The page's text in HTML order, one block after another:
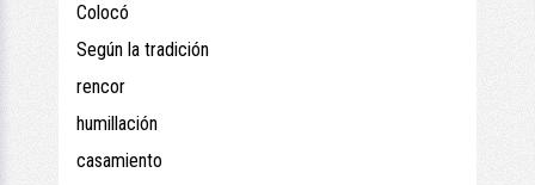
Colocó
Según la tradición
rencor
humillación
casamiento